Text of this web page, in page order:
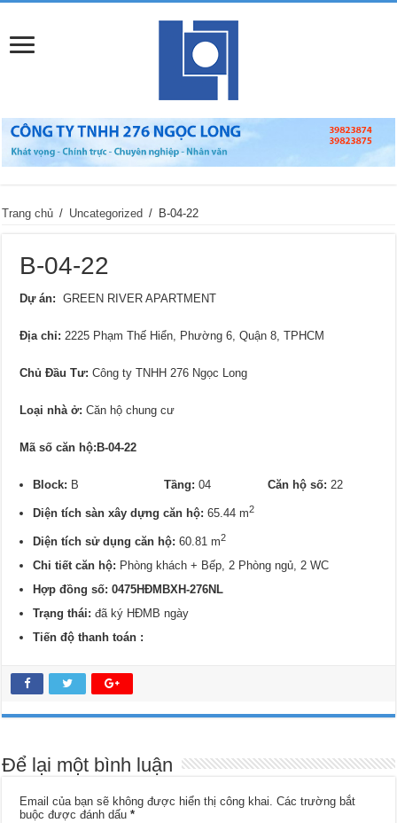
Trang chủ / Uncategorized / B-04-22
B-04-22
Dự án: GREEN RIVER APARTMENT
Địa chỉ: 2225 Phạm Thế Hiển, Phường 6, Quận 8, TPHCM
Chủ Đầu Tư: Công ty TNHH 276 Ngọc Long
Loại nhà ở: Căn hộ chung cư
Mã số căn hộ:B-04-22
Block: BTầng: 04Căn hộ số: 22
Diện tích sàn xây dựng căn hộ:65.44 m2
Diện tích sử dụng căn hộ: 60.81 m2
Chi tiết căn hộ: Phòng khách + Bếp, 2 Phòng ngủ, 2 WC
Hợp đồng số: 0475HĐMBXH-276NL
Trạng thái:đã ký HĐMB ngày
Tiến độ thanh toán :
Để lại một bình luận
Email của bạn sẽ không được hiển thị công khai. Các trường bắt
buộc được đánh dấu*